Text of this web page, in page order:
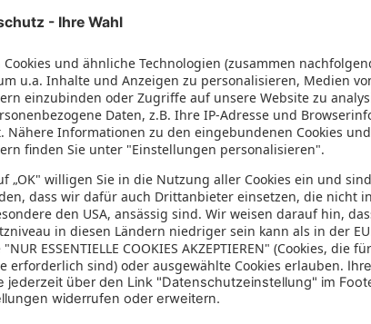
einem Paket kombiniert werden – das spart Zeit und Geld.